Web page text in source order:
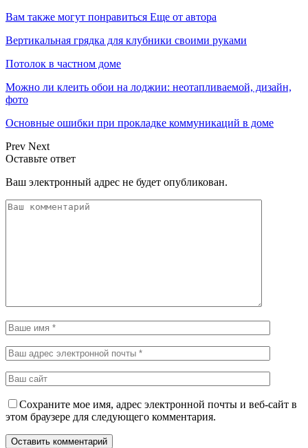
Вам также могут понравиться Еще от автора
Вертикальная грядка для клубники своими руками
Потолок в частном доме
Можно ли клеить обои на лоджии: неотапливаемой, дизайн,
фото
Основные ошибки при прокладке коммуникаций в доме
Prev Next
Оставьте ответ
Ваш электронный адрес не будет опубликован.
Сохраните мое имя, адрес электронной почты и веб-сайт в
этом браузере для следующего комментария.